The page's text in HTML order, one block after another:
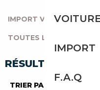
IMPORT VOITURE |
TOUTES LES OCCASIONS
RÉSULTATS DE
TRIER PAR
IMPORT
F.A.Q